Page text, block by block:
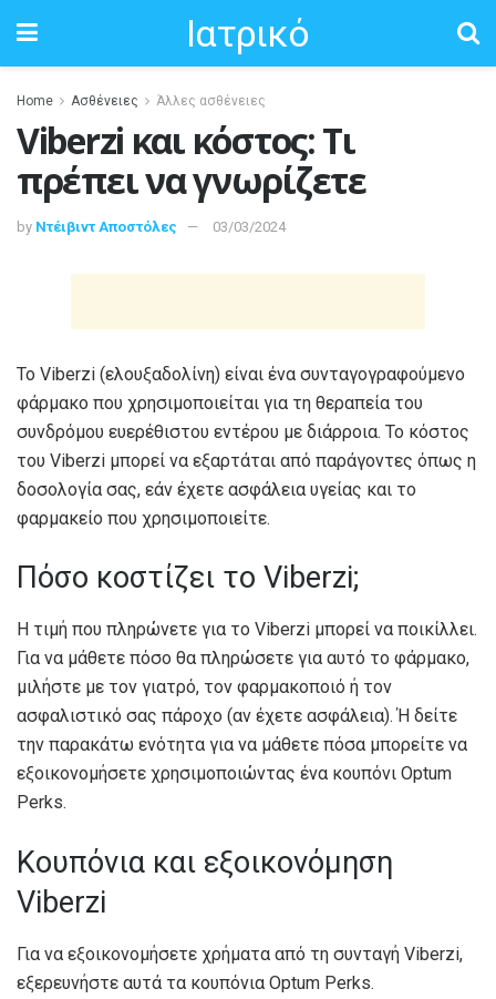
Ιατρικό
Home Ασθένειες Άλλες ασθένειες
Viberzi και κόστος: Τι
πρέπει να γνωρίζετε
by Ντέιβιντ Αποστόλες 03/03/2024
Το Viberzi (ελουξαδολίνη) είναι ένα συνταγογραφούμενο
φάρμακο που χρησιμοποιείται για τη θεραπεία του
συνδρόμου ευερέθιστου εντέρου με διάρροια. Το κόστος
του Viberzi μπορεί να εξαρτάται από παράγοντες όπως η
δοσολογία σας, εάν έχετε ασφάλεια υγείας και το
φαρμακείο που χρησιμοποιείτε.
Πόσο κοστίζει το Viberzi;
Η τιμή που πληρώνετε για το Viberzi μπορεί να ποικίλλει.
Για να μάθετε πόσο θα πληρώσετε για αυτό το φάρμακο,
μιλήστε με τον γιατρό, τον φαρμακοποιό ή τον
ασφαλιστικό σας πάροχο (αν έχετε ασφάλεια). Ή δείτε
την παρακάτω ενότητα για να μάθετε πόσα μπορείτε να
εξοικονομήσετε χρησιμοποιώντας ένα κουπόνι Optum
Perks.
Κουπόνια και εξοικονόμηση
Viberzi
Για να εξοικονομήσετε χρήματα από τη συνταγή Viberzi,
εξερευνήστε αυτά τα κουπόνια Optum Perks.